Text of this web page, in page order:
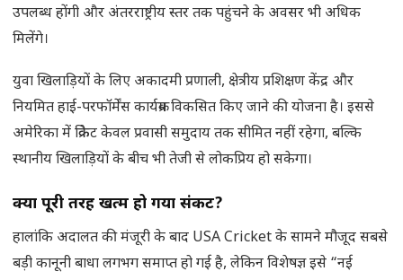
उपलब्ध होंगी और अंतरराष्ट्रीय स्तर तक पहुंचने के अवसर भी अधिक
मिलेंगे।
युवा खिलाड़ियों के लिए अकादमी प्रणाली, क्षेत्रीय प्रशिक्षण केंद्र और
नियमित हाई-परफॉर्मेंस कार्यक्रम विकसित किए जाने की योजना है। इससे
अमेरिका में क्रिकेट केवल प्रवासी समुदाय तक सीमित नहीं रहेगा, बल्कि
स्थानीय खिलाड़ियों के बीच भी तेजी से लोकप्रिय हो सकेगा।
क्या पूरी तरह खत्म हो गया संकट?
हालांकि अदालत की मंजूरी के बाद USA Cricket के सामने मौजूद सबसे
बड़ी कानूनी बाधा लगभग समाप्त हो गई है, लेकिन विशेषज्ञ इसे “नई